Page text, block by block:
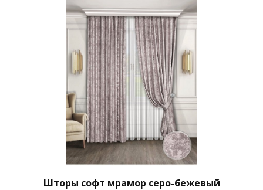
Шторы софт мрамор серо-бежевый